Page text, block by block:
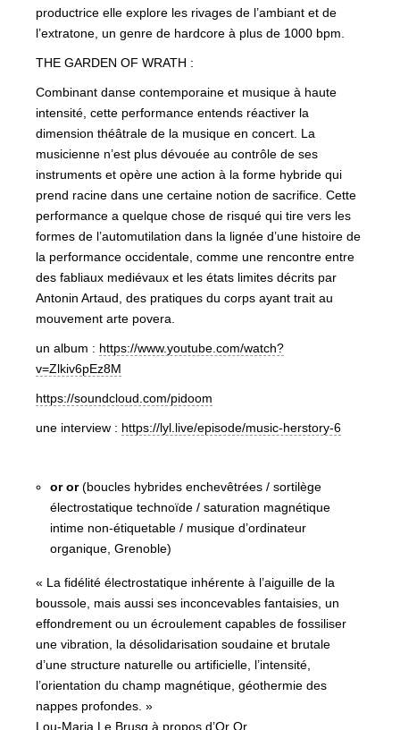
productrice elle explore les rivages de l’ambiant et de
l’extratone, un genre de hardcore à plus de 1000 bpm.
THE GARDEN OF WRATH :
Combinant danse contemporaine et musique à haute
intensité, cette performance entends réactiver la
dimension théâtrale de la musique en concert. La
musicienne n’est plus dévouée au contrôle de ses
instruments et opère une action à la forme hybride qui
prend racine dans une certaine notion de sacrifice. Cette
performance a quelque chose de risqué qui tire vers les
formes de l’automutilation dans la lignée d’une histoire de
la performance occidentale, comme une rencontre entre
des fabliaux mediévaux et les états limites décrits par
Antonin Artaud, des pratiques du corps ayant trait au
mouvement arte povera.
un album : https://www.youtube.com/watch?
v=Zlkiv6pEz8M
https://soundcloud.com/pidoom
une interview : https://lyl.live/episode/music-herstory-6
or or(boucles hybrides enchevêtrées / sortilège
électrostatique technoïde / saturation magnétique
intime non-étiquetable / musique d’ordinateur
organique, Grenoble)
« La fidélité électrostatique inhérente à l’aiguille de la
boussole, mais aussi ses inconcevables fantaisies, un
effondrement ou un écroulement capables de fossiliser
une vibration, la désolidarisation soudaine et brutale
d’une structure naturelle ou artificielle, l’intensité,
l’orientation du champ magnétique, géothermie des
nappes profondes. »
Lou-Maria Le Brusq à propos d’Or Or